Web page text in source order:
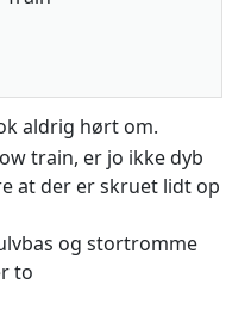
aldrig hørt om.
train, er jo ikke dyb
at der er skruet lidt op
og stortromme
to